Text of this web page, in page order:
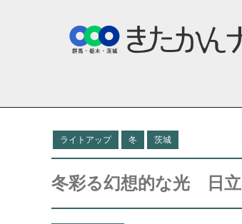
ライトアップ 冬 茨城
冬彩る幻想的な光 日立